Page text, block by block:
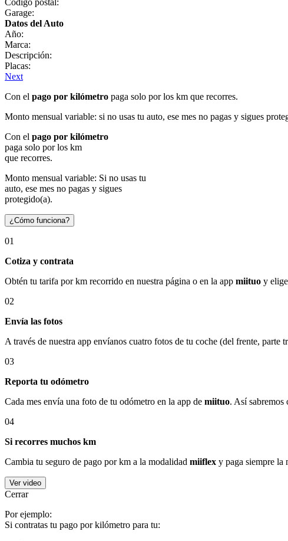
Garage:
Datos del Auto
Año:
Marca:
Descripción:
Placas:
Next
Con el pago por kilómetro paga solo por los km que recorres.
Monto mensual variable: si no usas tu auto, ese mes no pagas y sigues
Con el pago por kilómetro
paga solo por los km
que recorres.
Monto mensual variable: Si no usas tu
auto, ese mes no pagas y sigues
protegido(a).
¿Cómo funciona?
01
Cotiza y contrata
Obtén tu tarifa por km recorrido en nuestra página o en la app miituo y
02
Envía las fotos
A través de nuestra app envíanos cuatro fotos de tu coche (del frente, parte
03
Reporta tu odómetro
Cada mes envía una foto de tu odómetro en la app de miituo. Así sabremos
04
Si recorres muchos km
Cambia tu seguro de pago por km a la modalidad miiflex y paga siempre la
Ver video
Cerrar
Por ejemplo:
Si contratas tu pago por kilómetro para tu: